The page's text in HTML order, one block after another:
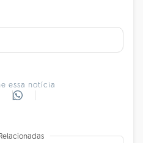
essa notícia